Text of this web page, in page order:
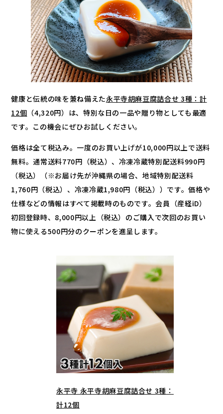
健康と伝統の味を兼ね備えた永平寺胡麻豆腐詰合せ 3種：計
12個 （4,320円）は、特別な日の一品や贈り物としても最適
です。この機会にぜひお試しください。
価格は全て税込み。一度のお買い上げが10,000円以上で送料
無料。通常送料770円（税込）、冷凍冷蔵特別配送料990円
（税込）（※お届け先が沖縄県の場合、地域特別配送料
1,760円（税込）、冷凍冷蔵1,980円（税込））です。価格や
仕様などの情報はすべて掲載時のものです。会員（産経iD）
初回登録時、8,000円以上（税込）のご購入で次回のお買い
物に使える500円分のクーポンを進呈します。
永平寺 永平寺胡麻豆腐詰合せ 3種：
計12個